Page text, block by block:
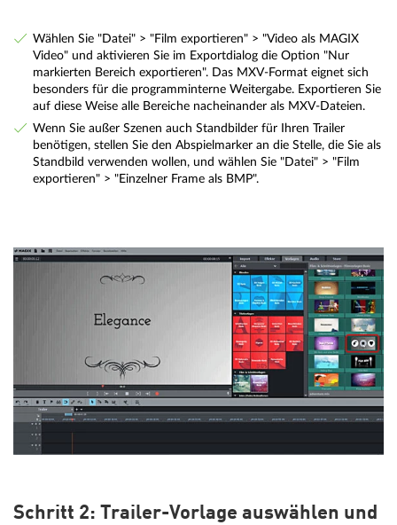
Wählen Sie "Datei" > "Film exportieren" > "Video als MAGIX
Video" und aktivieren Sie im Exportdialog die Option "Nur
markierten Bereich exportieren". Das MXV-Format eignet sich
besonders für die programminterne Weitergabe. Exportieren Sie
auf diese Weise alle Bereiche nacheinander als MXV-Dateien.
Wenn Sie außer Szenen auch Standbilder für Ihren Trailer
benötigen, stellen Sie den Abspielmarker an die Stelle, die Sie als
Standbild verwenden wollen, und wählen Sie "Datei" > "Film
exportieren" > "Einzelner Frame als BMP".
Schritt 2: Trailer-Vorlage auswählen und